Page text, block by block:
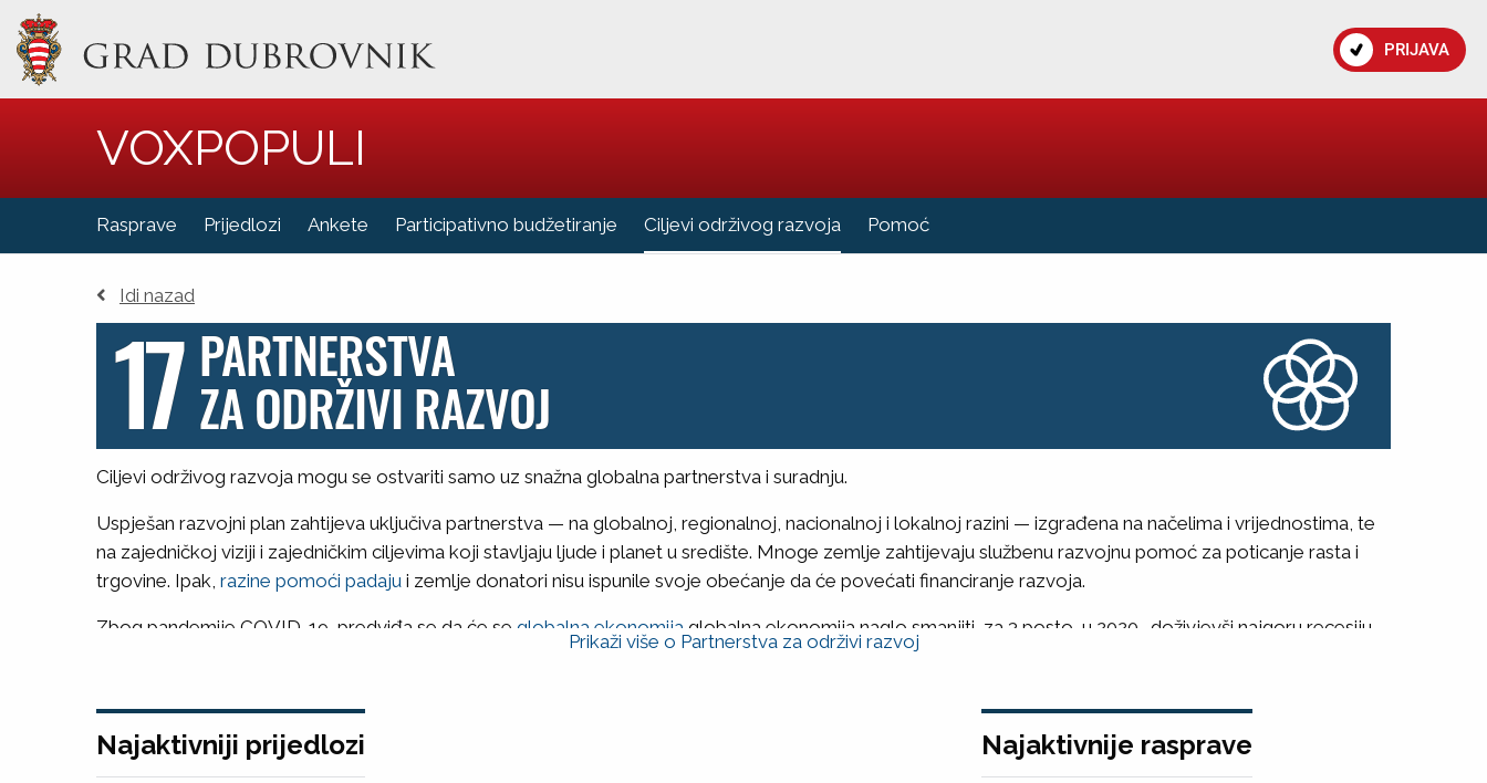
PRIJAVA
VOXPOPULI
Rasprave Prijedlozi Ankete Participativno budžetiranje
Vi ste u
Ciljevi održivog razvoja Pomoć
Idi nazad
17 PARTNERSTVA
ZA ODRŽIVI RAZVOJ
Ciljevi održivog razvoja mogu se ostvariti samo uz snažna globalna partnerstva i suradnju.
Uspješan razvojni plan zahtijeva uključiva partnerstva — na globalnoj, regionalnoj, nacionalnoj i lokalnoj razini — izgrađena na načelima i vrijednostima, te
na zajedničkoj viziji i zajedničkim ciljevima koji stavljaju ljude i planet u središte. Mnoge zemlje zahtijevaju službenu razvojnu pomoć za poticanje rasta i
trgovine. Ipak, razine pomoći padaju i zemlje donatori nisu ispunile svoje obećanje da će povećati financiranje razvoja.
Zbog pandemije COVID-19, predviđa se da će se globalna ekonomija globalna ekonomija naglo smanjiti, za 3 posto, u 2020., doživjevši najgoru recesiju
postizanje ciljeva održivog razvoja.
Prikaži više o Partnerstva za održivi razvoj
Najaktivniji prijedlozi Najaktivnije rasprave